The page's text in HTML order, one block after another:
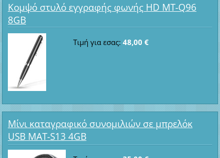
Κομψό στυλό εγγραφής φωνής HD MT-Q96
8GB
Τιμή για εσας: 48,00 €
Μίνι καταγραφικό συνομιλιών σε μπρελόκ
USB MAT-S13 4GB